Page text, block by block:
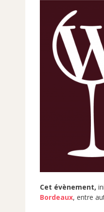
Cet évènement,
Bordeaux, entre